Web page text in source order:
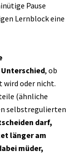
Pause
Lernblock eine
, ob
wird oder nicht.
(ähnliche
selbstregulierten
darf,
länger am
müder,